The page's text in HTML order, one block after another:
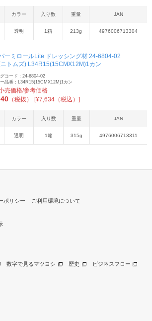
カラー 入り数 重量 JAN
透明 1箱 213g 4976006713304
ーミロールLite ドレッシング材 24-6804-02
トムズ) L34R15(15CMX12M)1カン
コード：24-6804-02
品番：L34R15(15CMX12M)1カン
売価格/参考価格
（税抜） [¥7,634（税込）]
カラー 入り数 重量 JAN
透明 1箱 315g 4976006713311
ポリシー ご利用環境について
数字で見るマツヨシ 歴史 ビジネスフロー